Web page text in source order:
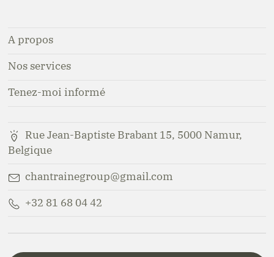
A propos
Nos services
Tenez-moi informé
Rue Jean-Baptiste Brabant 15, 5000 Namur,
Belgique
chantrainegroup@gmail.com
+32 81 68 04 42